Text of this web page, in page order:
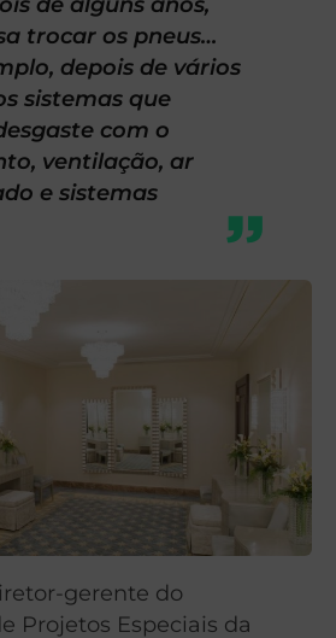
trocar os pneus…
depois de vários
sistemas que
com o
ventilação, ar
e sistemas
gerente do
Projetos Especiais da